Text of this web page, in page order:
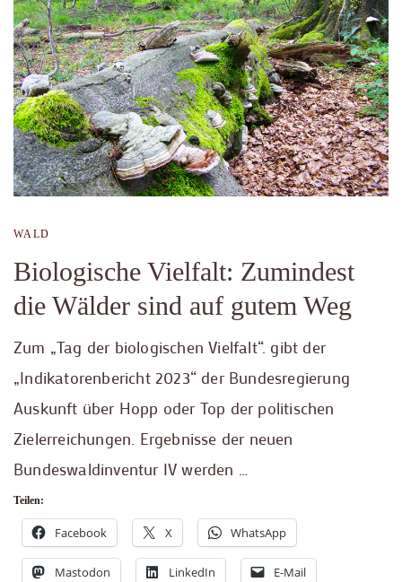
WALD
Biologische Vielfalt: Zumindest
die Wälder sind auf gutem Weg
Zum „Tag der biologischen Vielfalt“. gibt der
„Indikatorenbericht 2023“ der Bundesregierung
Auskunft über Hopp oder Top der politischen
Zielerreichungen. Ergebnisse der neuen
Bundeswaldinventur IV werden …
Teilen:
Facebook X WhatsApp
Mastodon LinkedIn E-Mail